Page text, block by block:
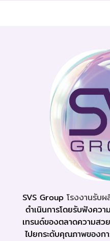
SVS Group โรงงานรับผ
ดำเนินการโดยรับฟังคว
เทรนด์ของตลาดความสว
ไปยกระดับคุณภาพของก